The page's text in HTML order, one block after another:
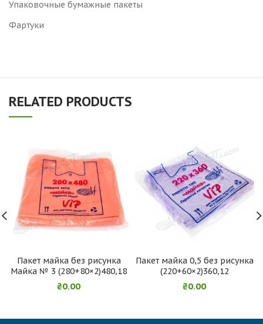
Упаковочные бумажные пакеты
Фартуки
RELATED PRODUCTS
Пакет майка без рисунка
Майка № 3 (280+80×2)480,18
₴0.00
Пакет майка 0,5 без рисунка
(220+60×2)360,12
₴0.00